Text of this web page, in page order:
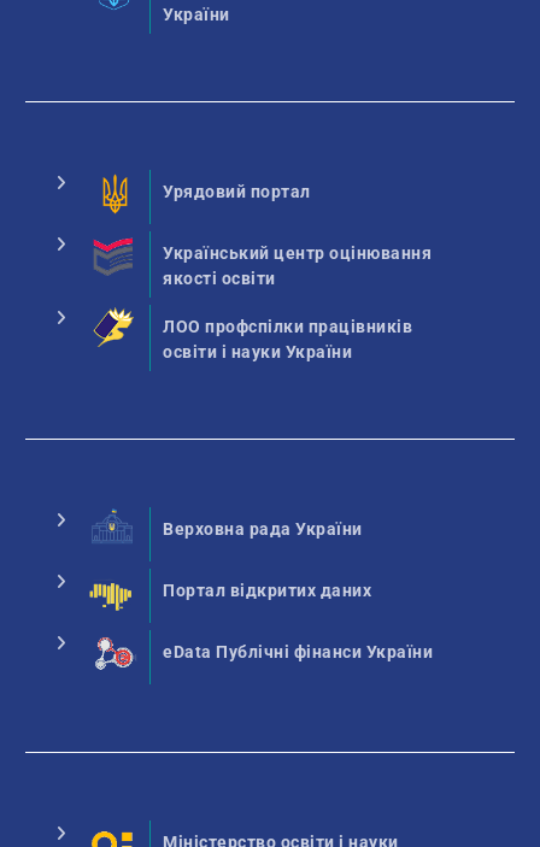
України
Урядовий портал
Український центр оцінювання
якості освіти
ЛОО профспілки працівників
освіти і науки України
Верховна рада України
Портал відкритих даних
eData Публічні фінанси України
Міністерство освіти і науки